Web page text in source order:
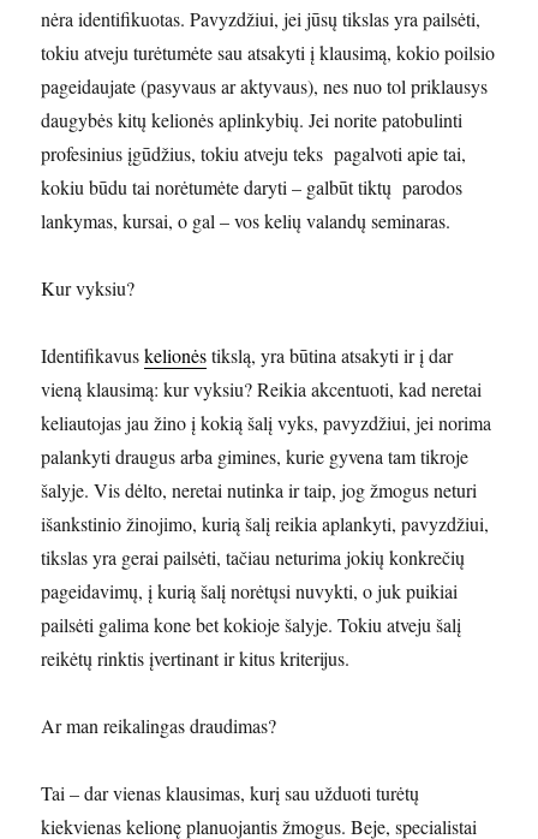
nėra identifikuotas. Pavyzdžiui, jei jūsų tikslas yra pailsėti,
tokiu atveju turėtumėte sau atsakyti į klausimą, kokio poilsio
pageidaujate (pasyvaus ar aktyvaus), nes nuo tol priklausys
daugybės kitų kelionės aplinkybių. Jei norite patobulinti
profesinius įgūdžius, tokiu atveju teks pagalvoti apie tai,
kokiu būdu tai norėtumėte daryti – galbūt tiktų parodos
lankymas, kursai, o gal – vos kelių valandų seminaras.
Kur vyksiu?
Identifikavuskelionėstikslą, yra būtina atsakyti ir į dar
vieną klausimą: kur vyksiu? Reikia akcentuoti, kad neretai
keliautojas jau žino į kokią šalį vyks, pavyzdžiui, jei norima
palankyti draugus arba gimines, kurie gyvena tam tikroje
šalyje. Vis dėlto, neretai nutinka ir taip, jog žmogus neturi
išankstinio žinojimo, kurią šalį reikia aplankyti, pavyzdžiui,
tikslas yra gerai pailsėti, tačiau neturima jokių konkrečių
pageidavimų, į kurią šalį norėtųsi nuvykti, o juk puikiai
pailsėti galima kone bet kokioje šalyje. Tokiu atveju šalį
reikėtų rinktis įvertinant ir kitus kriterijus.
Ar man reikalingas draudimas?
Tai – dar vienas klausimas, kurį sau užduoti turėtų
kiekvienas kelionę planuojantis žmogus. Beje, specialistai